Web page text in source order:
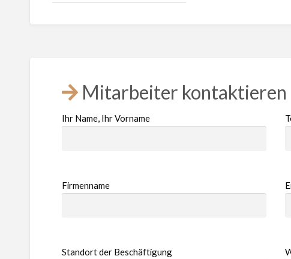
Mitarbeiter kontaktieren
Ihr Name, Ihr Vorname
Firmenname
Standort der Beschäftigung